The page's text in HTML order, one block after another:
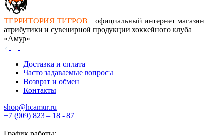
ТЕРРИТОРИЯ ТИГРОВ – официальный интернет-магазин
атрибутики и сувенирной продукции хоккейного клуба
«Амур»
Доставка и оплата
Часто задаваемые вопросы
Возврат и обмен
Контакты
shop@hcamur.ru
+7 (909) 823 – 18 - 87
График работы: